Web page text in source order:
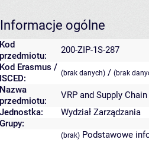
Informacje ogólne
Kod
przedmiotu:
200-ZIP-1S-287
Kod Erasmus /
ISCED:
(brak danych) / (brak
Nazwa
przedmiotu:
VRP and Supply
Jednostka:
Wydział Zarządzania
Grupy:
(brak) Podstawowe